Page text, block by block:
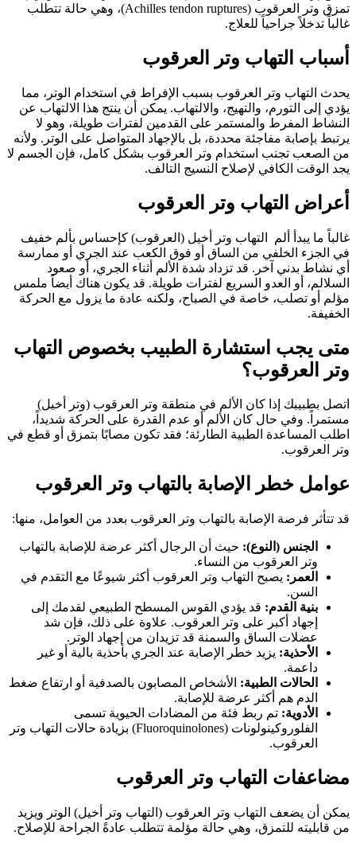
تمزق وتر العرقوب (Achilles tendon ruptures)، وهي حالة تتطلب
غالباً تدخلاً جراحياً للعلاج.
أسباب التهاب وتر العرقوب
يحدث التهاب وتر العرقوب بسبب الإفراط في استخدام الوتر، مما
يؤدي إلى التورم، والتهيج، والالتهاب. يمكن أن ينتج هذا الالتهاب عن
النشاط المفرط والمستمر على القدمين لفترات طويلة، وهو لا
يرتبط بإصابة مفاجئة محددة، بل بالإجهاد المتواصل على الوتر. ولأنه
من الصعب تجنب استخدام وتر العرقوب بشكل كامل، فإن الجسم لا
يجد الوقت الكافي لإصلاح النسيج التالف.
أعراض التهاب وتر العرقوب
غالباً ما يبدأ ألم التهاب وتر أخيل (العرقوب) كإحساس بألم خفيف
في الجزء الخلفي من الساق أو فوق الكعب عند الجري أو ممارسة
أي نشاط بدني آخر. قد تزداد شدة الألم أثناء الجري، أو صعود
السلالم، أو العدو السريع لفترات طويلة. قد يكون هناك أيضاً ملمس
مؤلم أو تصلب، خاصة في الصباح، ولكنه عادة ما يزول مع الحركة
الخفيفة.
متى يجب استشارة الطبيب بخصوص التهاب
وتر العرقوب؟
اتصل بطبيبك إذا كان الألم في منطقة وتر العرقوب (وتر أخيل)
مستمراً. وفي حال كان الألم أو عدم القدرة على الحركة شديداً،
اطلب المساعدة الطبية الطارئة؛ فقد تكون مصابًا بتمزق أو قطع في
وتر العرقوب.
عوامل خطر الإصابة بالتهاب وتر العرقوب
قد تتأثر فرصة الإصابة بالتهاب وتر العرقوب بعدد من العوامل، منها:
الجنس (النوع): حيث أن الرجال أكثر عرضة للإصابة بالتهاب
وتر العرقوب من النساء.
العمر: يصبح التهاب وتر العرقوب أكثر شيوعًا مع التقدم في
السن.
بنية القدم: قد يؤدي القوس المسطح الطبيعي لقدمك إلى
إجهاد أكبر على وتر العرقوب. علاوة على ذلك، فإن شد
عضلات الساق والسمنة قد تزيدان من إجهاد الوتر.
الأحذية: يزيد خطر الإصابة عند الجري بأحذية بالية أو غير
داعمة.
الحالات الطبية: الأشخاص المصابون بالصدفية أو ارتفاع ضغط
الدم هم أكثر عرضة للإصابة.
الأدوية: تم ربط فئة من المضادات الحيوية تسمى
الفلوروكينولونات (Fluoroquinolones) بزيادة حالات التهاب وتر
العرقوب.
مضاعفات التهاب وتر العرقوب
يمكن أن يضعف التهاب وتر العرقوب (التهاب وتر أخيل) الوتر ويزيد
من قابليته للتمزق، وهي حالة مؤلمة تتطلب عادةً الجراحة للإصلاح.